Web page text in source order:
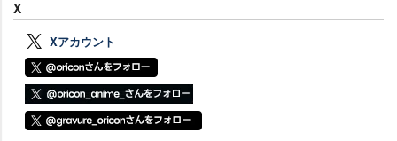
X
Xアカウント